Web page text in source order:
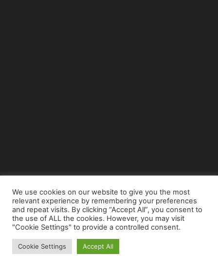
© Copyright 2015 - www.airnews.gr
We use cookies on our website to give you the most
relevant experience by remembering your preferences
and repeat visits. By clicking “Accept All”, you consent to
the use of ALL the cookies. However, you may visit
"Cookie Settings" to provide a controlled consent.
Cookie Settings Accept All